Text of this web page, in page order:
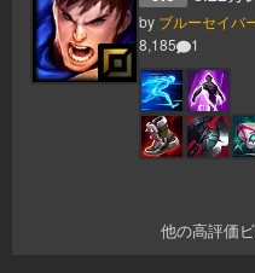
by ブルーセイバ
8,185
1
他の高評価